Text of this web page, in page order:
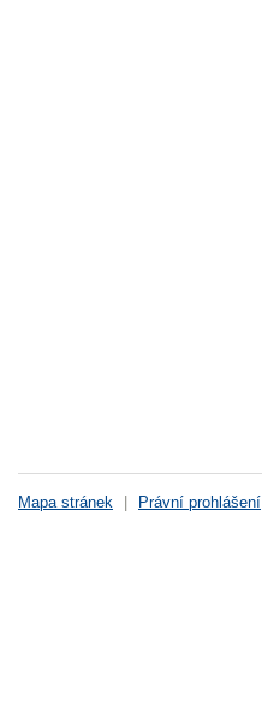
Mapa stránek Právní prohlášení